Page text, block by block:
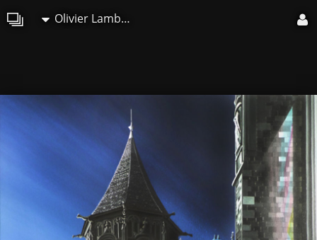
Olivier Lamboray